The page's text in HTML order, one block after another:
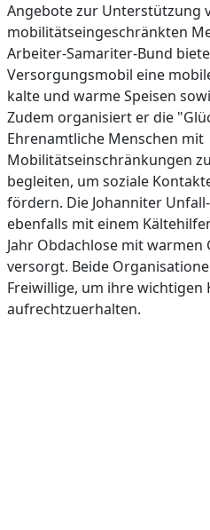
Angebote zur Unterstützung
mobilitätseingeschränkten
Arbeiter-Samariter-Bund
Versorgungsmobil eine
kalte und warme Speisen
Zudem organisiert er die
Ehrenamtliche Menschen mit
Mobilitätseinschränkungen
begleiten, um soziale
fördern. Die Johanniter
ebenfalls mit einem
Jahr Obdachlose mit
versorgt. Beide
Freiwillige, um ihre wichtigen
aufrechtzuerhalten.